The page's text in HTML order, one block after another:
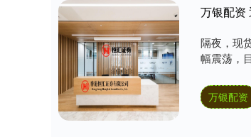
万银配资
隔夜，现
幅震荡，
万银配资